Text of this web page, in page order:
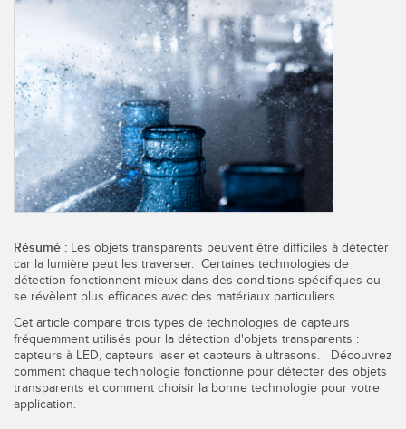
CAPTEURS
Capteurs photoélectriques
Mesure de distance laser
Barrières de mesure
Temps de parcours 3D
Capteurs radar
Amplificateurs à fibre optique
Fibres optiques
Fourches optiques, capteurs de détection de zone et
d’étiquettes
Capteurs de repères, de couleurs et de luminescence
IIOT ET L'USINE
INTELLIGENTE
Appel de pièces, service ou retrait de palettes
Communication en usine
Détection fiable des bords avant
Maintenance prédictive
Surveillance du niveau des cuves
Efficacité globale de l'équipement (OEE)
Surveillance des conditions : maintenance prédictive et
préventive
Surveillance des machines/Efficacité globale de l'équipement
Résumé : Les objets transparents peuvent être difficiles à détecter
car la lumière peut les traverser. Certaines technologies de
détection fonctionnent mieux dans des conditions spécifiques ou
se révèlent plus efficaces avec des matériaux particuliers.
Cet article compare trois types de technologies de capteurs
fréquemment utilisés pour la détection d'objets transparents :
capteurs à LED, capteurs laser et capteurs à ultrasons. Découvrez
comment chaque technologie fonctionne pour détecter des objets
transparents et comment choisir la bonne technologie pour votre
application.